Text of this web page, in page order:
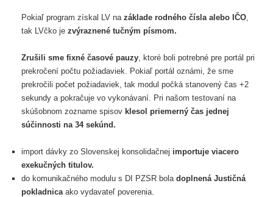
Pokiaľ program získal LV na základe rodného čísla alebo IČO,
tak LVčko je zvýraznené tučným písmom.
Zrušili sme fixné časové pauzy, ktoré boli potrebné pre portál pri
prekročení počtu požiadaviek. Pokiaľ portál oznámi, že sme
prekročili počet požiadaviek, tak modul počká stanovený čas +2
sekundy a pokračuje vo vykonávaní. Pri našom testovaní na
skúšobnom zozname spisov klesol priemerný čas jednej
súčinnosti na 34 sekúnd.
import dávky zo Slovenskej konsolidačnej importuje viacero
exekučných titulov.
do komunikačného modulu s DI PZSR bola doplnená Justičná
pokladnicaako vydavateľ poverenia.